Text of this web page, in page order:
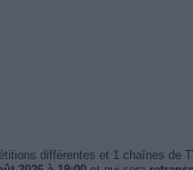
différentes et 1 chaînes de